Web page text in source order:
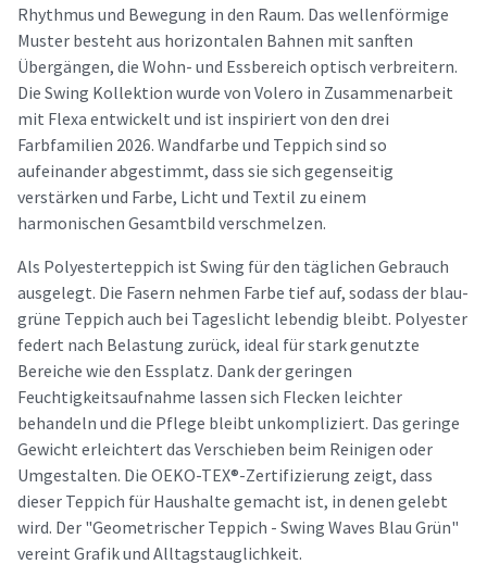
Rhythmus und Bewegung in den Raum. Das wellenförmige
Muster besteht aus horizontalen Bahnen mit sanften
Übergängen, die Wohn- und Essbereich optisch verbreitern.
Die Swing Kollektion wurde von Volero in Zusammenarbeit
mit Flexa entwickelt und ist inspiriert von den drei
Farbfamilien 2026. Wandfarbe und Teppich sind so
aufeinander abgestimmt, dass sie sich gegenseitig
verstärken und Farbe, Licht und Textil zu einem
harmonischen Gesamtbild verschmelzen.
Als Polyesterteppich ist Swing für den täglichen Gebrauch
ausgelegt. Die Fasern nehmen Farbe tief auf, sodass der blau-
grüne Teppich auch bei Tageslicht lebendig bleibt. Polyester
federt nach Belastung zurück, ideal für stark genutzte
Bereiche wie den Essplatz. Dank der geringen
Feuchtigkeitsaufnahme lassen sich Flecken leichter
behandeln und die Pflege bleibt unkompliziert. Das geringe
Gewicht erleichtert das Verschieben beim Reinigen oder
Umgestalten. Die OEKO-TEX®-Zertifizierung zeigt, dass
dieser Teppich für Haushalte gemacht ist, in denen gelebt
wird. Der "Geometrischer Teppich - Swing Waves Blau Grün"
vereint Grafik und Alltagstauglichkeit.